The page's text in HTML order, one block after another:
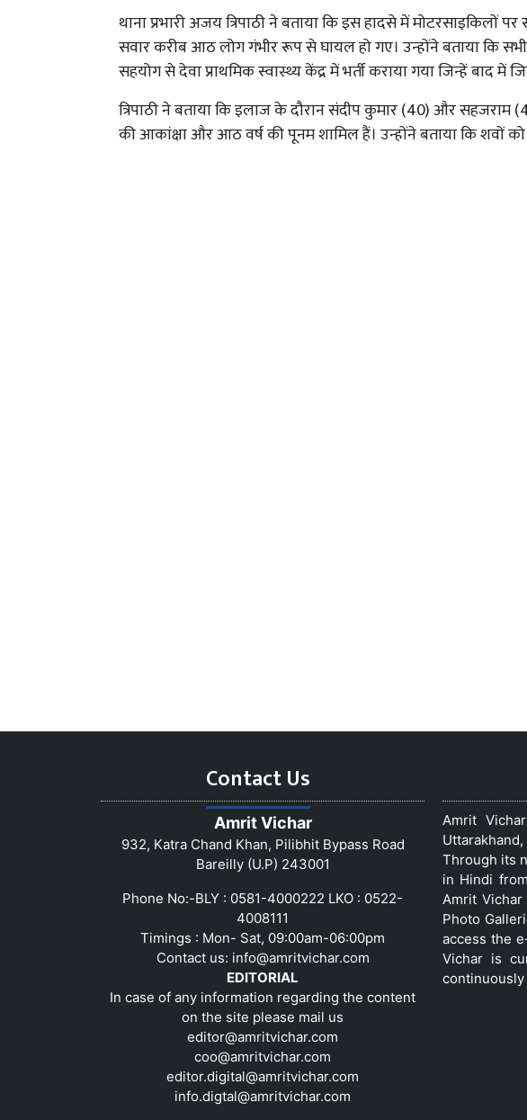
थाना प्रभारी अजय त्रिपाठी ने बताया कि इस हादसे में मोटरसाइकिलों
सवार करीब आठ लोग गंभीर रूप से घायल हो गए। उन्होंने बताया कि
सहयोग से देवा प्राथमिक स्वास्थ्य केंद्र में भर्ती कराया गया जिन्हें बाद में
त्रिपाठी ने बताया कि इलाज के दौरान संदीप कुमार (40) और सहजराम
की आकांक्षा और आठ वर्ष की पूनम शामिल हैं। उन्होंने बताया कि शवों को
Contact Us
Amrit Vichar
932, Katra Chand Khan, Pilibhit Bypass Road
Bareilly (U.P) 243001
Phone No:-BLY : 0581-4000222 LKO : 0522-
4008111
Timings : Mon- Sat, 09:00am-06:00pm
Contact us: info@amritvichar.com
EDITORIAL
In case of any information regarding the content
on the site please mail us
editor@amritvichar.com
coo@amritvichar.com
editor.digital@amritvichar.com
info.digtal@amritvichar.com
Amrit
Through its
in Hindi
Amrit
Photo
access the
Vichar is
continuously